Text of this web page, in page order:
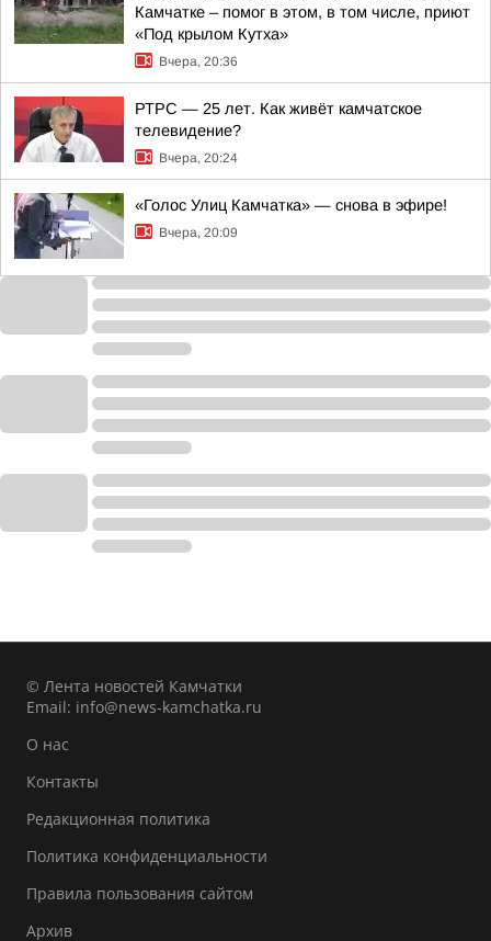
Камчатке – помог в этом, в том числе, приют
«Под крылом Кутха»
Вчера, 20:36
РТРС — 25 лет. Как живёт камчатское
телевидение?
Вчера, 20:24
«Голос Улиц Камчатка» — снова в эфире!
Вчера, 20:09
© Лента новостей Камчатки
Email: info@news-kamchatka.ru
О нас
Контакты
Редакционная политика
Политика конфиденциальности
Правила пользования сайтом
Архив